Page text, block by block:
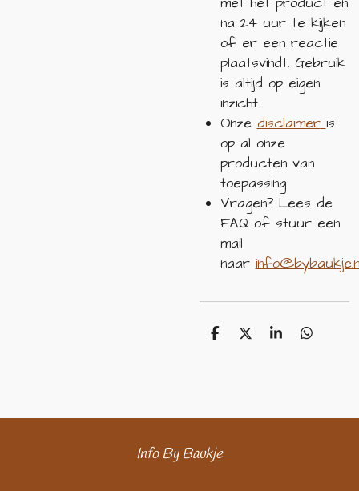
na 24 uur te kijken
of er een reactie
plaatsvindt. Gebruik
is altijd op eigen
inzicht.
Onze disclaimer is
op al onze
producten van
toepassing.
Vragen? Lees de
FAQ of stuur een
mail
naar
D
D
S
D
Info By Baukje